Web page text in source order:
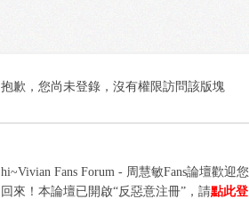
抱歉，您尚未登錄，沒有權限訪問該版塊
hi~Vivian Fans Forum - 周慧敏Fans論壇歡迎您
回來！本論壇已開啟“反惡意注冊”，請點此登